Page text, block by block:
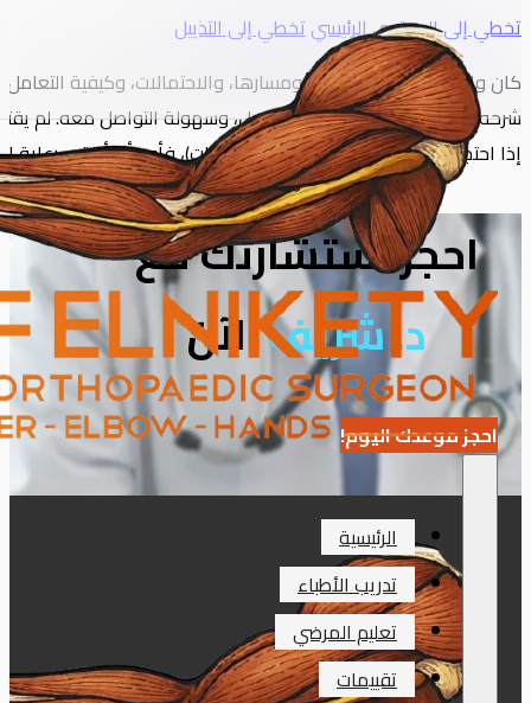
تخطي إلى المحتوى الرئيسيتخطي إلى التذييل
الرئيسية
تدريب الأطباء
تعليم المرضي
تقييمات
كان واضحًا جدًا بشأن إصابتي ومسارها، والاحتمالات، وكيفية
شرحه واضح جدًا، واهتمامه بالتفاصيل، وسهولة التواصل معه. لم
إذا احتجتُ إلى رعاية طبية (متعلقة بالصدمات)، فأود أن أتلقى رعاية
احجز استشارتك مع
د. شريفالآن
احجز موعدك اليوم!